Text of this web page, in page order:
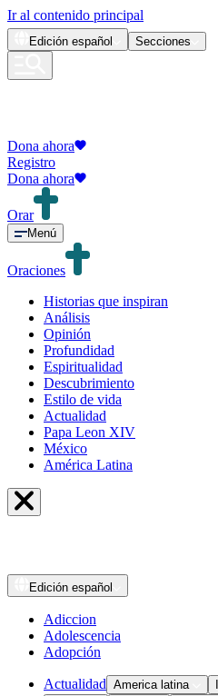
Ir al contenido principal
Edición español Secciones
Dona ahora
Registro
Dona ahora
Orar
Menú
Oraciones
Historias que inspiran
Análisis
Opinión
Profundidad
Espiritualidad
Descubrimiento
Estilo de vida
Actualidad
Papa Leon XIV
México
América Latina
Edición español
Adiccion
Adolescencia
Adopción
Actualidad America latina